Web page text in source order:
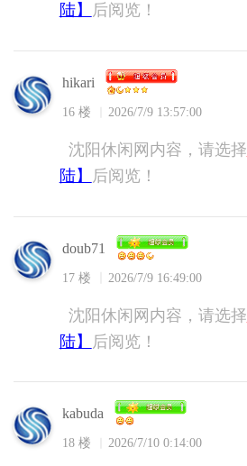
陆】
后阅览！
hikari
16 楼 2026/7/9 13:57:00
沈阳休闲网内容，请选择
陆】
后阅览！
doub71
17 楼 2026/7/9 16:49:00
沈阳休闲网内容，请选择
陆】
后阅览！
kabuda
18 楼 2026/7/10 0:14:00